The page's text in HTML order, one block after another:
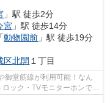
」駅 徒歩2分
宮 」駅 徒歩14分
「動物園前 」駅 徒歩19分
区北開 １丁目
御堂筋線が利用可能！なん